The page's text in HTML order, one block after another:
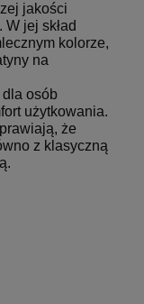
jakości
jej skład
kolorze,
na
dla osób
użytkowania.
że
z klasyczną